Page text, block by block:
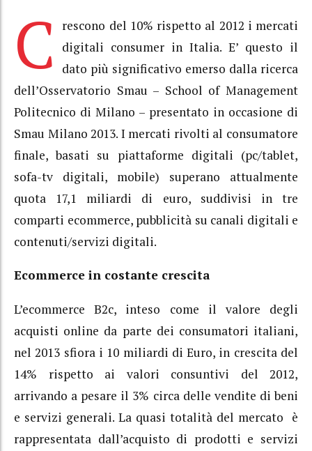
C
rescono del 10% rispetto al 2012 i mercati
digitali consumer in Italia. E’ questo il
dato più significativo emerso dalla ricerca
dell’Osservatorio Smau – School of Management
Politecnico di Milano – presentato in occasione di
Smau Milano 2013. I mercati rivolti al consumatore
finale, basati su piattaforme digitali (pc/tablet,
sofa-tv digitali, mobile) superano attualmente
quota 17,1 miliardi di euro, suddivisi in tre
comparti ecommerce, pubblicità su canali digitali e
contenuti/servizi digitali.
Ecommerce in costante crescita
L’ecommerce B2c, inteso come il valore degli
acquisti online da parte dei consumatori italiani,
nel 2013 sfiora i 10 miliardi di Euro, in crescita del
14% rispetto ai valori consuntivi del 2012,
arrivando a pesare il 3% circa delle vendite di beni
e servizi generali. La quasi totalità del mercato è
rappresentata dall’acquisto di prodotti e servizi